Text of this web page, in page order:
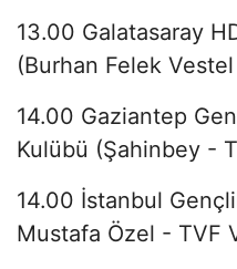
13.00 Galatasaray
(Burhan Felek
14.00 Gaziantep
Kulübü (Şahinbey -
14.00 İstanbul
Mustafa Özel - TVF